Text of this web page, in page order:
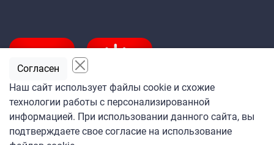
Подпишитесь
на ежедневную рассылку
«Кабельщика»
Наш сайт использует файлы cookie и схожие
технологии работы с персонализированной
информацией. При использовании данного сайта, вы
подтверждаете свое согласие на использование
Согласен